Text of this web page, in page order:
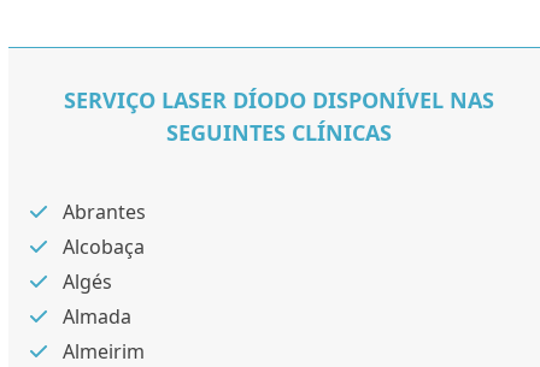
SERVIÇO LASER DÍODO DISPONÍVEL NAS
SEGUINTES CLÍNICAS
Abrantes
Alcobaça
Algés
Almada
Almeirim